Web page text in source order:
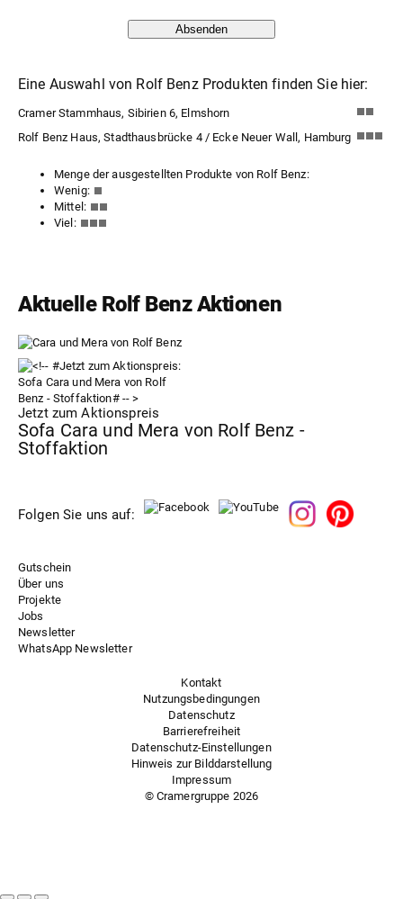
Absenden
Eine Auswahl von Rolf Benz Produkten finden Sie hier:
Cramer Stammhaus, Sibirien 6, Elmshorn
Rolf Benz Haus, Stadthausbrücke 4 / Ecke Neuer Wall, Hamburg
Menge der ausgestellten Produkte von Rolf Benz:
Wenig:
Mittel:
Viel:
Aktuelle Rolf Benz Aktionen
Jetzt zum Aktionspreis
Sofa Cara und Mera von Rolf Benz -
Stoffaktion
Folgen Sie uns auf:
Gutschein
Über uns
Projekte
Jobs
Newsletter
WhatsApp Newsletter
Kontakt
Nutzungsbedingungen
Datenschutz
Barrierefreiheit
Datenschutz-Einstellungen
Hinweis zur Bilddarstellung
Impressum
© Cramergruppe 2026